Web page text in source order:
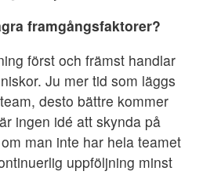
framgångsfaktorer?
först och främst handlar
Ju mer tid som läggs
desto bättre kommer
ingen idé att skynda på
man inte har hela teamet
uppföljning minst